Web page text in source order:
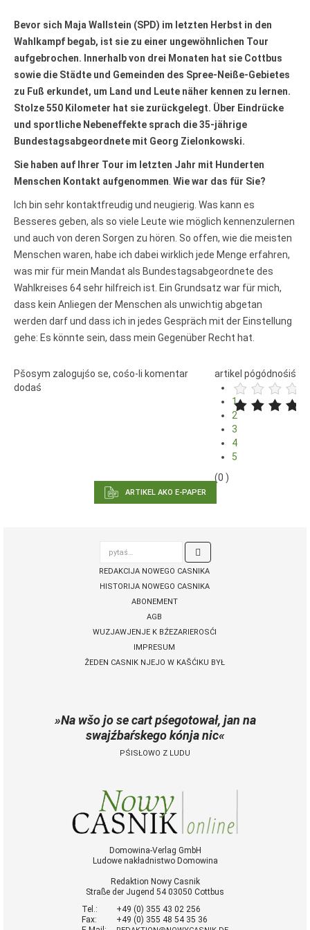
ARTIKEL AKO E-PAPER
Bevor sich Maja Wallstein (SPD) im letzten Herbst in den
Wahlkampf begab, ist sie zu einer ungewöhnlichen Tour
aufgebrochen. Innerhalb von drei Monaten hat sie Cottbus
sowie die Städte und Gemeinden des Spree-Neiße-Gebietes
zu Fuß erkundet, um Land und Leute näher kennen zu lernen.
Stolze 550 Kilometer hat sie zurückgelegt. Über Eindrücke
und sportliche Nebeneffekte sprach die 35-jährige
Bundestagsabgeordnete mit Georg Zielonkowski.
Sie haben auf Ihrer Tour im letzten Jahr mit Hunderten
Menschen Kontakt aufgenommen Wie war das für Sie?
Ich bin sehr kontaktfreudig und neugierig. Was kann es
Besseres geben, als so viele Leute wie möglich kennenzulernen
und auch von deren Sorgen zu hören. So offen, wie die meisten
Menschen waren, habe ich dabei wirklich jede Menge erfahren,
was mir für mein Mandat als Bundestagsabgeordnete des
Wahlkreises 64 sehr hilfreich ist. Ein Grundsatz war für mich,
dass kein Anliegen der Menschen als unwichtig abgetan
werden darf und dass ich in jedes Gespräch mit der Einstellung
gehe: Es könnte sein, dass mein Gegenüber Recht hat.
artikel pógódnośiś
1
2
3
4
5
(0 )
Pšosym zalogujśo se, cośo-li komentar
dodaś
Domowina-Verlag GmbH
Ludowe nakładnistwo Domowina
Redaktion Nowy Casnik
Straße der Jugend 54 03050 Cottbus
Tel.:
+49 (0) 355 43 02 256
Fax:
+49 (0) 355 48 54 35 36
Na wšo jo se cart pśegotował, jan na
swajźbaŕskego kónja nic
PŚISŁOWO Z LUDU

REDAKCIJA NOWEGO CASNIKA
HISTORIJA NOWEGO CASNIKA
ABONEMENT
AGB
WUZJAWJENJE K BŹEZARIEROSĆI
IMPRESUM
ŽEDEN CASNIK NJEJO W KAŠĆIKU BYŁ
cełe wudaśe k lazowanju
online
archiw slědnych wudaśow
fotografije woglědaś,
artikele komentěrowaś
wót 14,40 € na lěto (za
abonentow śišćanego
wudaśa jano 9 €)
skazaś